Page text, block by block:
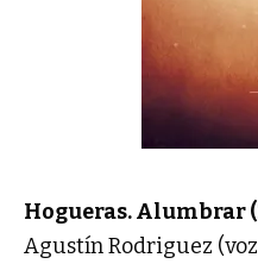
Hogueras. Alumbrar
Agustín Rodriguez